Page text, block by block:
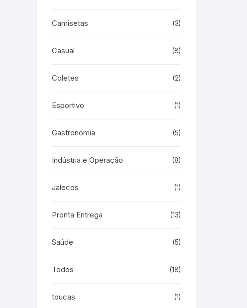
Camisetas (3)
Casual (8)
Coletes (2)
Esportivo (1)
Gastronomia (5)
Indústria e Operação (8)
Jalecos (1)
Pronta Entrega (13)
Saúde (5)
Todos (18)
toucas (1)